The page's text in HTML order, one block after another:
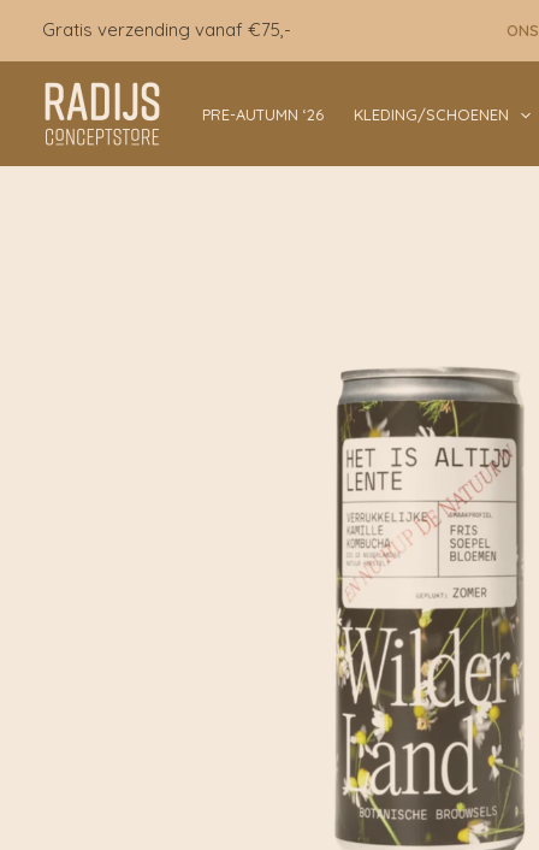
inhoud
Gratis verzending vanaf €75,-
PRE-AUTUMN ‘26 KLEDING/SCHOENEN